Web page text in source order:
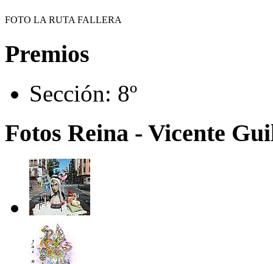
FOTO LA RUTA FALLERA
Premios
Sección: 8º
Fotos Reina - Vicente